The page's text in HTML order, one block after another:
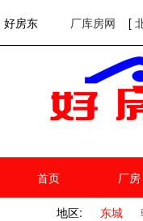
好房东 厂库房网 [
欢迎访问好房东！网站首页
首页 厂房
地区: 东城